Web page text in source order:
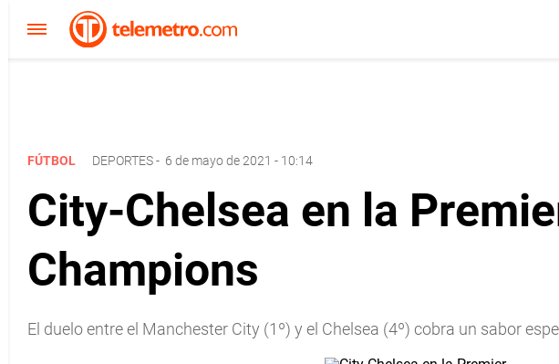
FÚTBOL DEPORTES- 6 de mayo de 2021 - 10:14
City-Chelsea en la
Champions
El duelo entre el Manchester City (1º) y el Chelsea (4º) cobra un sabor